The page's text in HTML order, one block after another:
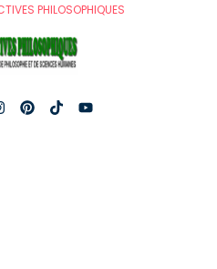
PHILOSOPHIQUES